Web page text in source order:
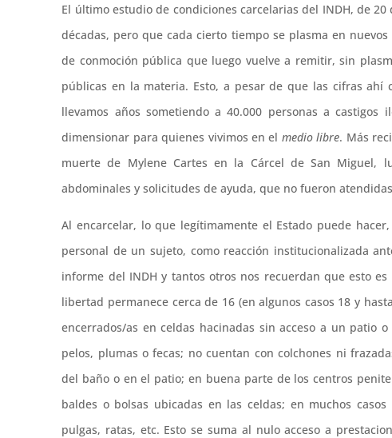
El último estudio de condiciones carcelarias del INDH, de
décadas, pero que cada cierto tiempo se plasma en
de conmoción pública que luego vuelve a remitir, sin
públicas en la materia. Esto, a pesar de que las cifras
llevamos años sometiendo a 40.000 personas a
dimensionar para quienes vivimos en el medio libre. Más
muerte de Mylene Cartes en la Cárcel de San Miguel,
abdominales y solicitudes de ayuda, que no fueron
Al encarcelar, lo que legítimamente el Estado puede
personal de un sujeto, como reacción institucionalizada
informe del INDH y tantos otros nos recuerdan que esto
libertad permanece cerca de 16 (en algunos casos 18 y
encerrados/as en celdas hacinadas sin acceso a un patio
pelos, plumas o fecas; no cuentan con colchones ni
del baño o en el patio; en buena parte de los centros
baldes o bolsas ubicadas en las celdas; en muchos
pulgas, ratas, etc. Esto se suma al nulo acceso a